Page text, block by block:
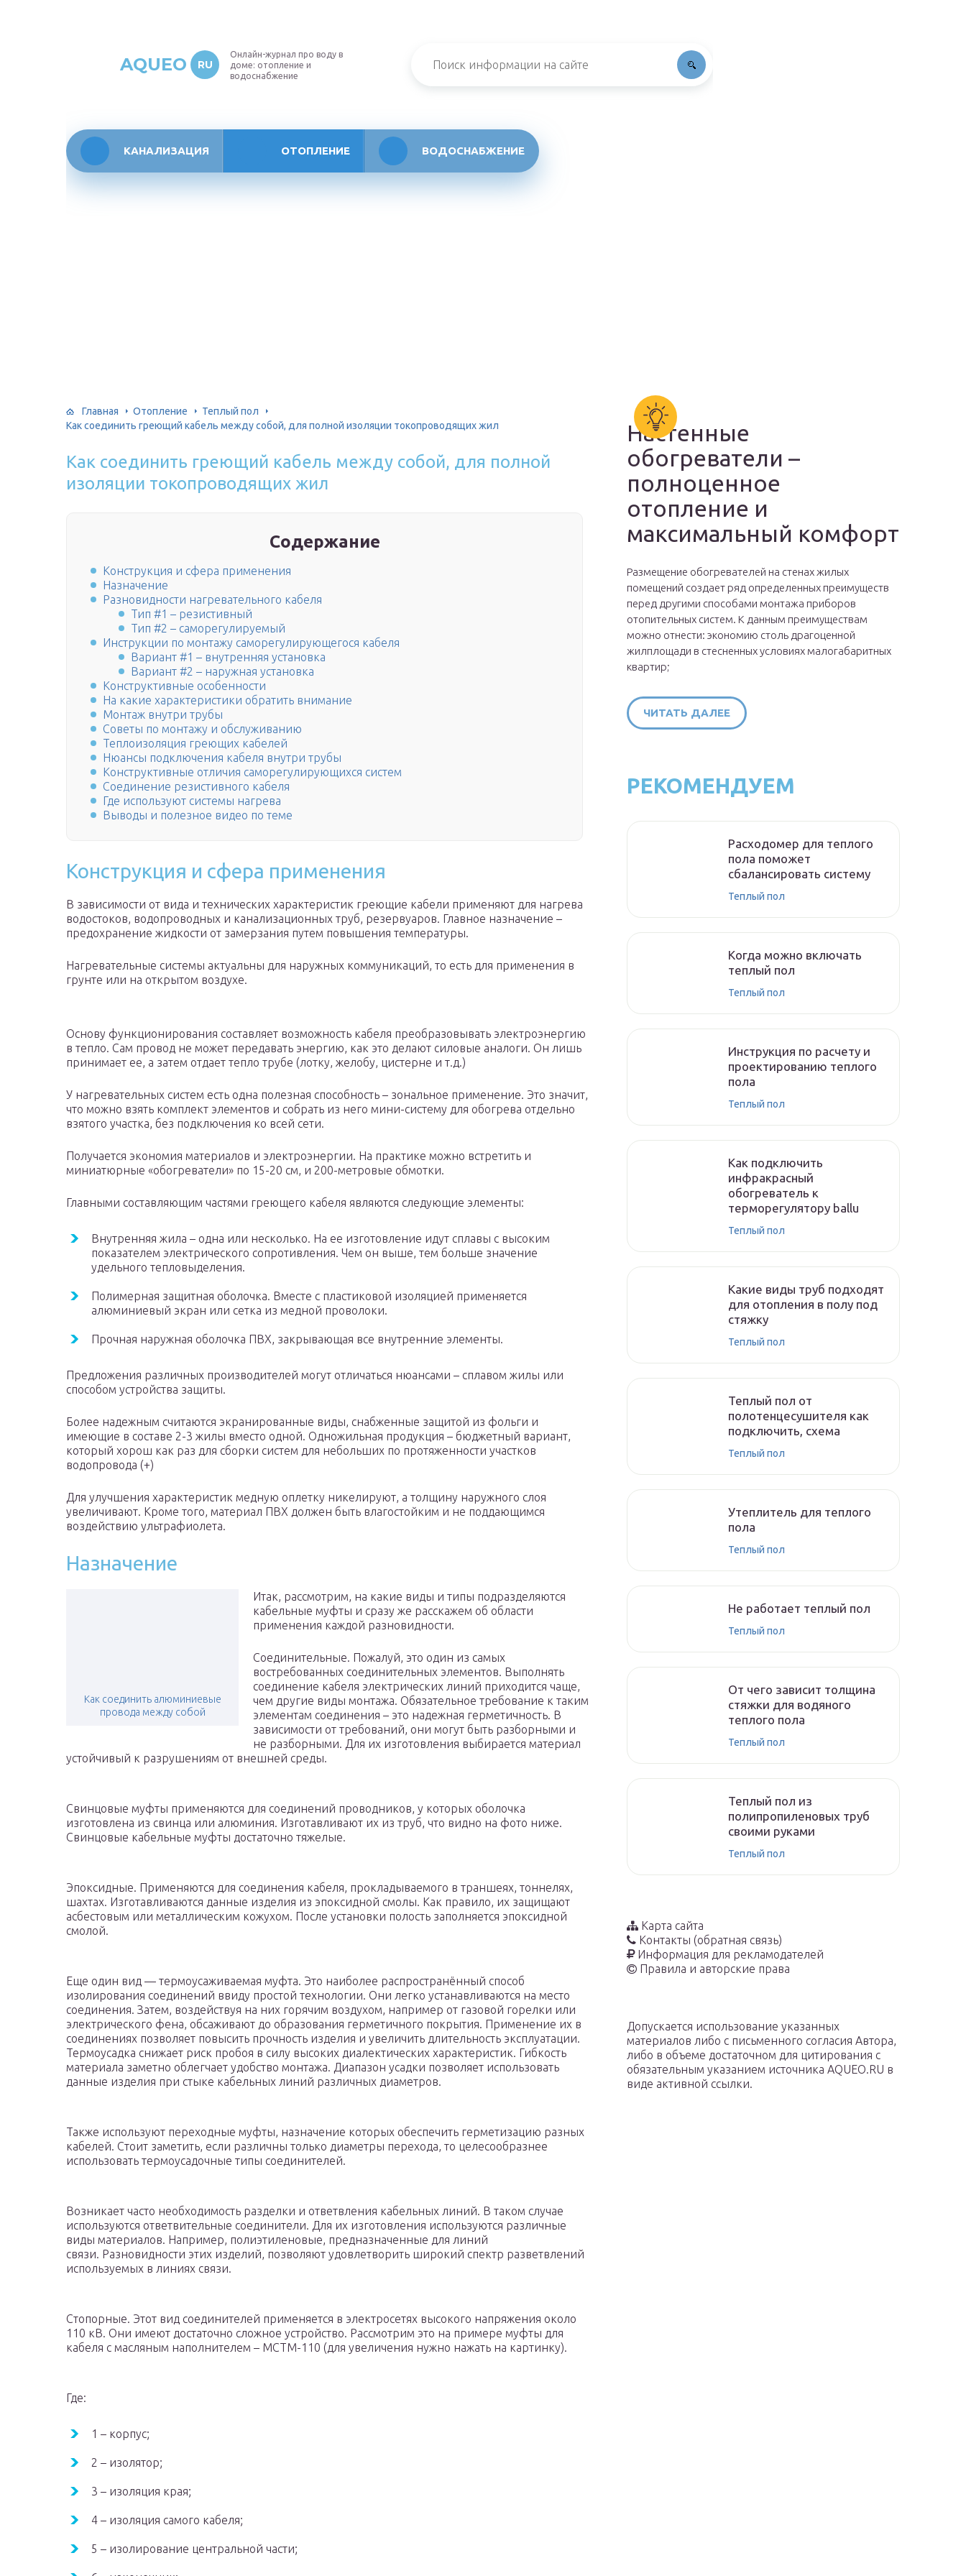
AQUEO RU
Онлайн-журнал про воду в
доме: отопление и
водоснабжение
КАНАЛИЗАЦИЯ ОТОПЛЕНИЕ ВОДОСНАБЖЕНИЕ
Главная Отопление
Теплый пол
Как соединить греющий кабель между собой, для полной изоляции токопроводящих жил
Как соединить греющий кабель между собой, для полной
изоляции токопроводящих жил
Содержание
Конструкция и сфера применения
Назначение
Разновидности нагревательного кабеля
Тип #1 – резистивный
Тип #2 – саморегулируемый
Инструкции по монтажу саморегулирующегося кабеля
Вариант #1 – внутренняя установка
Вариант #2 – наружная установка
Конструктивные особенности
На какие характеристики обратить внимание
Монтаж внутри трубы
Советы по монтажу и обслуживанию
Теплоизоляция греющих кабелей
Нюансы подключения кабеля внутри трубы
Конструктивные отличия саморегулирующихся систем
Соединение резистивного кабеля
Где используют системы нагрева
Выводы и полезное видео по теме
Конструкция и сфера применения
В зависимости от вида и технических характеристик греющие кабели применяют для нагрева
водостоков, водопроводных и канализационных труб, резервуаров. Главное назначение –
предохранение жидкости от замерзания путем повышения температуры.
Нагревательные системы актуальны для наружных коммуникаций, то есть для применения в
грунте или на открытом воздухе.
Основу функционирования составляет возможность кабеля преобразовывать электроэнергию
в тепло. Сам провод не может передавать энергию, как это делают силовые аналоги. Он лишь
принимает ее, а затем отдает тепло трубе (лотку, желобу, цистерне и т.д.)
У нагревательных систем есть одна полезная способность – зональное применение. Это значит,
что можно взять комплект элементов и собрать из него мини-систему для обогрева отдельно
взятого участка, без подключения ко всей сети.
Получается экономия материалов и электроэнергии. На практике можно встретить и
миниатюрные «обогреватели» по 15-20 см, и 200-метровые обмотки.
Главными составляющим частями греющего кабеля являются следующие элементы:
Внутренняя жила – одна или несколько. На ее изготовление идут сплавы с высоким
показателем электрического сопротивления. Чем он выше, тем больше значение
удельного тепловыделения.
Полимерная защитная оболочка. Вместе с пластиковой изоляцией применяется
алюминиевый экран или сетка из медной проволоки.
Прочная наружная оболочка ПВХ, закрывающая все внутренние элементы.
Предложения различных производителей могут отличаться нюансами – сплавом жилы или
способом устройства защиты.
Более надежным считаются экранированные виды, снабженные защитой из фольги и
имеющие в составе 2-3 жилы вместо одной. Одножильная продукция – бюджетный вариант,
который хорош как раз для сборки систем для небольших по протяженности участков
водопровода (+)
Для улучшения характеристик медную оплетку никелируют, а толщину наружного слоя
увеличивают. Кроме того, материал ПВХ должен быть влагостойким и не поддающимся
воздействию ультрафиолета.
Назначение
Как соединить алюминиевые
провода между собой
Итак, рассмотрим, на какие виды и типы подразделяются
кабельные муфты и сразу же расскажем об области
применения каждой разновидности.
Соединительные. Пожалуй, это один из самых
востребованных соединительных элементов. Выполнять
соединение кабеля электрических линий приходится чаще,
чем другие виды монтажа. Обязательное требование к таким
элементам соединения – это надежная герметичность. В
зависимости от требований, они могут быть разборными и
не разборными. Для их изготовления выбирается материал
устойчивый к разрушениям от внешней среды.
Свинцовые муфты применяются для соединений проводников, у которых оболочка
изготовлена из свинца или алюминия. Изготавливают их из труб, что видно на фото ниже.
Свинцовые кабельные муфты достаточно тяжелые.
Эпоксидные. Применяются для соединения кабеля, прокладываемого в траншеях, тоннелях,
шахтах. Изготавливаются данные изделия из эпоксидной смолы. Как правило, их защищают
асбестовым или металлическим кожухом. После установки полость заполняется эпоксидной
смолой.
Еще один вид — термоусаживаемая муфта. Это наиболее распространённый способ
изолирования соединений ввиду простой технологии. Они легко устанавливаются на место
соединения. Затем, воздействуя на них горячим воздухом, например от газовой горелки или
электрического фена, обсаживают до образования герметичного покрытия. Применение их в
соединениях позволяет повысить прочность изделия и увеличить длительность эксплуатации.
Термоусадка снижает риск пробоя в силу высоких диалектических характеристик. Гибкость
материала заметно облегчает удобство монтажа. Диапазон усадки позволяет использовать
данные изделия при стыке кабельных линий различных диаметров.
Также используют переходные муфты, назначение которых обеспечить герметизацию разных
кабелей. Стоит заметить, если различны только диаметры перехода, то целесообразнее
использовать термоусадочные типы соединителей.
Возникает часто необходимость разделки и ответвления кабельных линий. В таком случае
используются ответвительные соединители. Для их изготовления используются различные
виды материалов. Например, полиэтиленовые, предназначенные для линий
связи. Разновидности этих изделий, позволяют удовлетворить широкий спектр разветвлений
используемых в линиях связи.
Стопорные. Этот вид соединителей применяется в электросетях высокого напряжения около
110 кВ. Они имеют достаточно сложное устройство. Рассмотрим это на примере муфты для
кабеля с масляным наполнителем – МСТМ-110 (для увеличения нужно нажать на картинку).
Где:
1 – корпус;
2 – изолятор;
3 – изоляция края;
4 – изоляция самого кабеля;
5 – изолирование центральной части;
Настенные
обогреватели –
полноценное
отопление и
максимальный комфорт
Размещение обогревателей на стенах жилых
помещений создает ряд определенных преимуществ
перед другими способами монтажа приборов
отопительных систем. К данным преимуществам
можно отнести: экономию столь драгоценной
жилплощади в стесненных условиях малогабаритных
квартир;
ЧИТАТЬ ДАЛЕЕ
РЕКОМЕНДУЕМ
Расходомер для теплого
пола поможет
сбалансировать систему
Теплый пол
Когда можно включать
теплый пол
Теплый пол
Инструкция по расчету и
проектированию теплого
пола
Теплый пол
Как подключить
инфракрасный
обогреватель к
терморегулятору ballu
Теплый пол
Какие виды труб подходят
для отопления в полу под
стяжку
Теплый пол
Теплый пол от
полотенцесушителя как
подключить, схема
Теплый пол
Утеплитель для теплого
пола
Теплый пол
Не работает теплый пол
Теплый пол
От чего зависит толщина
стяжки для водяного
теплого пола
Теплый пол
Теплый пол из
полипропиленовых труб
своими руками
Теплый пол
Карта сайта
Контакты (обратная связь)
Информация для рекламодателей
Правила и авторские права
Допускается использование указанных
материалов либо с письменного согласия Автора,
либо в объеме достаточном для цитирования с
обязательным указанием источника AQUEO.RU в
виде активной ссылки.